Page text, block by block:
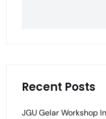
Recent Posts
JGU Gelar Workshop